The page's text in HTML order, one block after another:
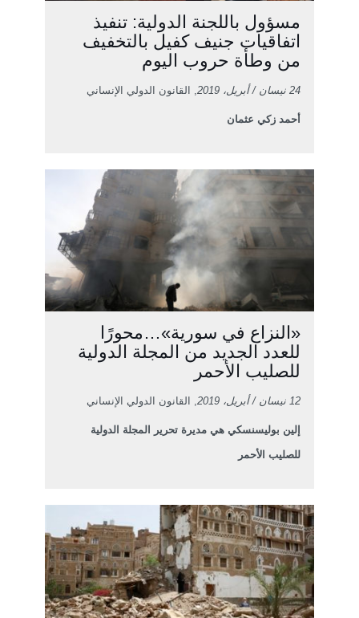
مسؤول باللجنة الدولية: تنفيذ
اتفاقيات جنيف كفيل بالتخفيف
من وطأة حروب اليوم
24 نيسان / أبريل، 2019 , القانون الدولي الإنساني
أحمد زكي عثمان
«النزاع في سورية»…محورًا
للعدد الجديد من المجلة الدولية
للصليب الأحمر
12 نيسان / أبريل، 2019 , القانون الدولي الإنساني
إلين بوليسنسكي هي مديرة تحرير المجلة الدولية
للصليب الأحمر